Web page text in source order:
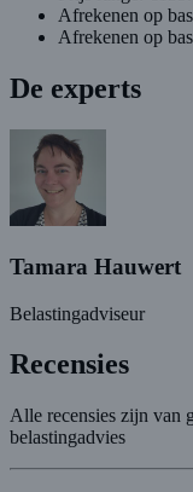
Afrekenen op
Afrekenen op
De experts
Tamara Hauwert
Belastingadviseur
Recensies
Alle recensies zijn van
belastingadvies